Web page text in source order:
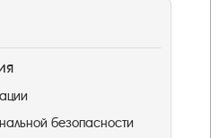
безопасности